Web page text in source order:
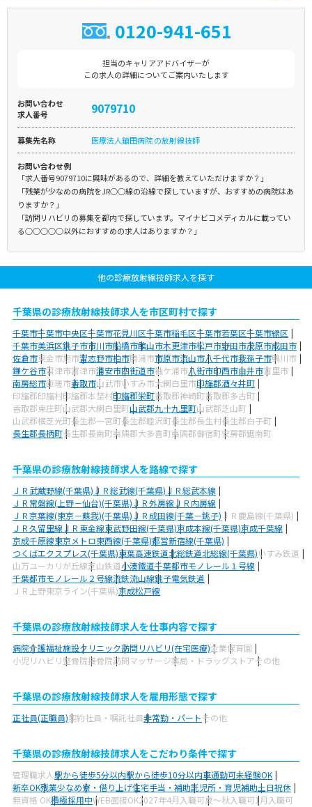
0120-941-651
担当のキャリアアドバイザーが
この求人の詳細についてご案内いたします
お問い合わせ
求人番号
9079710
募集先名称 医療法人鎗田病院 の放射線技師
お問い合わせ例
「求人番号9079710に興味があるので、詳細を教えていただけますか？」
「残業が少なめの病院をJR○○線の沿線で探していますが、おすすめの病院はあ
りますか？」
「訪問リハビリの募集を都内で探しています。マイナビコメディカルに載ってい
る○○○○○以外におすすめの求人はありますか？」
他の診療放射線技師求人を探す
千葉県の診療放射線技師求人を市区町村で探す
千葉市千葉市中央区千葉市花見川区千葉市稲毛区千葉市若葉区千葉市緑区
千葉市美浜区銚子市市川市船橋市館山市木更津市松戸市野田市茂原市成田市
佐倉市東金市旭市習志野市柏市勝浦市市原市流山市八千代市我孫子市鴨川市
鎌ケ谷市君津市富津市浦安市四街道市袖ケ浦市八街市印西市白井市富里市
南房総市匝瑳市香取市山武市いすみ市大網白里市印旛郡酒々井町
印旛郡印旛村印旛郡本埜村印旛郡栄町香取郡神崎町香取郡多古町
香取郡東庄町山武郡大網白里町山武郡九十九里町山武郡芝山町
山武郡横芝光町長生郡一宮町長生郡睦沢町長生郡長生村長生郡白子町
長生郡長柄町長生郡長南町夷隅郡大多喜町夷隅郡御宿町安房郡鋸南町
千葉県の診療放射線技師求人を路線で探す
ＪＲ武蔵野線(千葉県)ＪＲ総武線(千葉県)ＪＲ総武本線
ＪＲ常磐線(上野－仙台)(千葉県)ＪＲ外房線ＪＲ内房線
ＪＲ京葉線(東京－蘇我)(千葉県)ＪＲ成田線(千葉－銚子) ＪＲ鹿島線(千葉県)
ＪＲ久留里線ＪＲ東金線東武野田線(千葉県)京成本線(千葉県)京成千葉線
京成千原線東京メトロ東西線(千葉県)都営新宿線(千葉県)
つくばエクスプレス(千葉県)東葉高速鉄道北総鉄道北総線(千葉県)いすみ鉄道
山万ユーカリが丘線芝山鉄道小湊鐵道千葉都市モノレール１号線
千葉都市モノレール２号線流鉄流山線銚子電気鉄道
ＪＲ上野東京ライン(千葉県)京成松戸線
千葉県の診療放射線技師求人を仕事内容で探す
病院介護福祉施設クリニック訪問リハビリ(在宅医療)企業保育園
小児リハビリ整骨院接骨院訪問マッサージ薬局・ドラッグストアその他
千葉県の診療放射線技師求人を雇用形態で探す
正社員(正職員)契約社員・嘱託社員非常勤・パートその他
千葉県の診療放射線技師求人をこだわり条件で探す
管理職求人駅から徒歩5分以内駅から徒歩10分以内車通勤可未経験OK
新卒OK残業少なめ寮・借り上げ住宅手当・補助託児所・育児補助土日祝休
無資格 OK積極採用中WEB面接OK2027年4月入職可夏～秋入職可1月入職可